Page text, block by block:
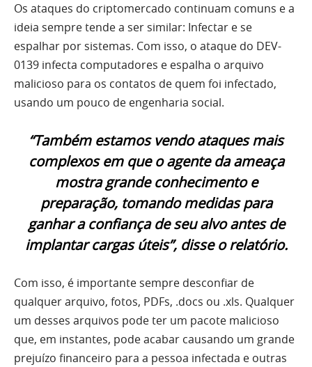
Os ataques do criptomercado continuam comuns e a
ideia sempre tende a ser similar: Infectar e se
espalhar por sistemas. Com isso, o ataque do DEV-
0139 infecta computadores e espalha o arquivo
malicioso para os contatos de quem foi infectado,
usando um pouco de engenharia social.
“Também estamos vendo ataques mais
complexos em que o agente da ameaça
mostra grande conhecimento e
preparação, tomando medidas para
ganhar a confiança de seu alvo antes de
implantar cargas úteis”, disse o relatório.
Com isso, é importante sempre desconfiar de
qualquer arquivo, fotos, PDFs, .docs ou .xls. Qualquer
um desses arquivos pode ter um pacote malicioso
que, em instantes, pode acabar causando um grande
prejuízo financeiro para a pessoa infectada e outras